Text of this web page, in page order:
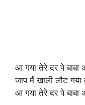
आ गया तेरे दर पे बाबा
जाप मैं खाली लौट गया
आ गया तेरे दर पे बाबा